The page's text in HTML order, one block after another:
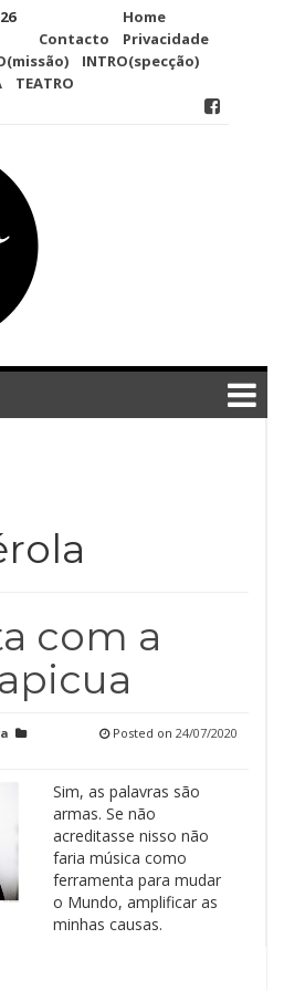
Contacto
Home
Privacidade
INTRO(specção)
TEATRO
com a
Posted on 24/07/2020
Sim, as palavras são
armas. Se não
acreditasse nisso não
faria música como
ferramenta para mudar
o Mundo, amplificar as
minhas causas.